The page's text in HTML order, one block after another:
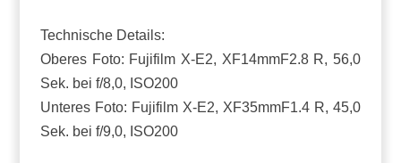
Technische Details:
Oberes Foto: Fujifilm X-E2, XF14mmF2.8 R, 56,0
Sek. bei f/8,0, ISO200
Unteres Foto: Fujifilm X-E2, XF35mmF1.4 R, 45,0
Sek. bei f/9,0, ISO200